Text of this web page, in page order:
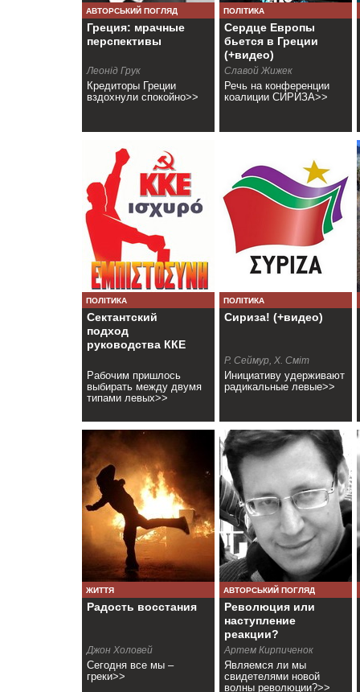
АВТОРСЬКИЙ ПОГЛЯД
Греция: мрачные
перспективы
Леонід Грук
Кредиторы Греции
вздохнули спокойно>>
ПОЛІТИКА
Сердце Европы
бьется в Греции
(+видео)
Славой Жижек
Речь на конференции
коалиции СИРИЗА>>
ПОЛІТИКА
Сектантский
подход
руководства ККЕ
Рабочим пришлось
выбирать между двумя
типами левых>>
ПОЛІТИКА
Сириза! (+видео)
Р. Сеймур, Х. Сміт
Инициативу удерживают
радикальные левые>>
ЖИТТЯ
Радость восстания
Джон Холовей
Сегодня все мы –
греки>>
АВТОРСЬКИЙ ПОГЛЯД
Революция или
наступление
реакции?
Артем Кирпиченок
Являемся ли мы
свидетелями новой
волны революции?>>